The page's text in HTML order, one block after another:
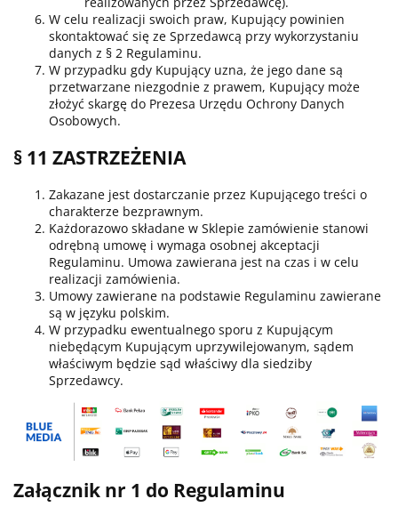
W celu realizacji swoich praw, Kupujący powinien
skontaktować się ze Sprzedawcą przy wykorzystaniu
danych z § 2 Regulaminu.
W przypadku gdy Kupujący uzna, że jego dane są
przetwarzane niezgodnie z prawem, Kupujący może
złożyć skargę do Prezesa Urzędu Ochrony Danych
Osobowych.
§ 11 ZASTRZEŻENIA
Zakazane jest dostarczanie przez Kupującego treści o
charakterze bezprawnym.
Każdorazowo składane w Sklepie zamówienie stanowi
odrębną umowę i wymaga osobnej akceptacji
Regulaminu. Umowa zawierana jest na czas i w celu
realizacji zamówienia.
Umowy zawierane na podstawie Regulaminu zawierane
są w języku polskim.
W przypadku ewentualnego sporu z Kupującym
niebędącym Kupującym uprzywilejowanym, sądem
właściwym będzie sąd właściwy dla siedziby
Sprzedawcy.
Załącznik nr 1 do Regulaminu